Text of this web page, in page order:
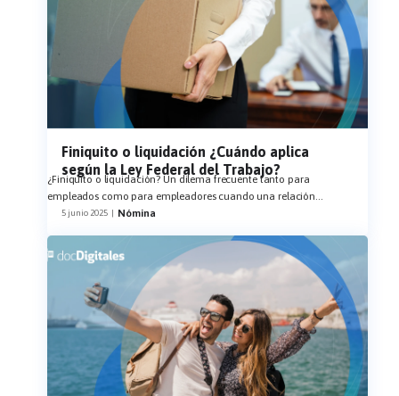
Finiquito o liquidación ¿Cuándo aplica
según la Ley Federal del Trabajo?
¿Finiquito o liquidación? Un dilema frecuente tanto para
empleados como para empleadores cuando una relación...
5 junio 2025 Nómina